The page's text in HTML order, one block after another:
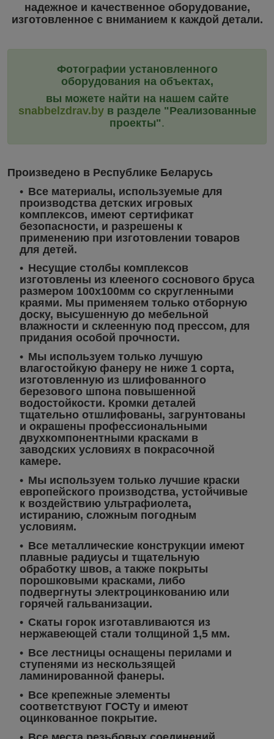
надежное и качественное оборудование,
изготовленное с вниманием к каждой детали.
Фотографии установленного
оборудования на объектах,
вы можете найти на нашем сайте
snabbelzdrav.byв разделе "Реализованные
проекты".
Произведено в Республике Беларусь
Все материалы, используемые для
производства детских игровых
комплексов, имеют сертификат
безопасности, и разрешены к
применению при изготовлении товаров
для детей.
Несущие столбы комплексов
изготовлены из клееного соснового бруса
размером 100х100мм со скругленными
краями. Мы применяем только отборную
доску, высушенную до мебельной
влажности и склеенную под прессом, для
придания особой прочности.
Мы используем только лучшую
влагостойкую фанеру не ниже 1 сорта,
изготовленную из шлифованного
березового шпона повышенной
водостойкости. Кромки деталей
тщательно отшлифованы, загрунтованы
и окрашены профессиональными
двухкомпонентными красками в
заводских условиях в покрасочной
камере.
Мы используем только лучшие краски
европейского производства, устойчивые
к воздействию ультрафиолета,
истиранию, сложным погодным
условиям.
Все металлические конструкции имеют
плавные радиусы и тщательную
обработку швов, а также покрыты
порошковыми красками, либо
подвергнуты электроцинкованию или
горячей гальванизации.
Скаты горок изготавливаются из
нержавеющей стали толщиной 1,5 мм.
Все лестницы оснащены перилами и
ступенями из нескользящей
ламинированной фанеры.
Все крепежные элементы
соответствуют ГОСТу и имеют
оцинкованное покрытие.